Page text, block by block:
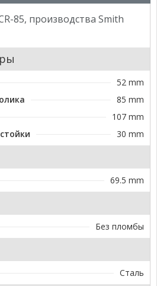
85, производства Smith
52 mm
85 mm
107 mm
30 mm
69.5 mm
Без пломбы
Сталь